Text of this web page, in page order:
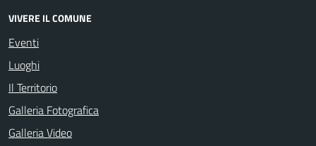
VIVERE IL COMUNE
Eventi
Luoghi
Il Territorio
Galleria Fotografica
Galleria Video